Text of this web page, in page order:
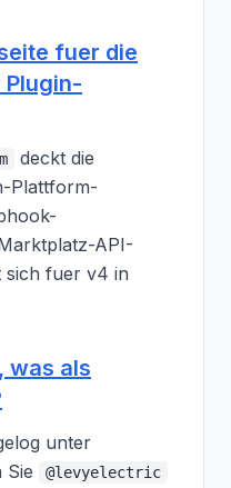
fuer die
deckt die
Plattform-
API-
sich fuer v4 in
was als
unter
Sie @levyelectric